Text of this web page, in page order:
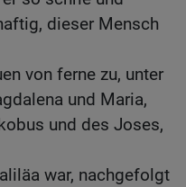
dieser Mensch
von ferne zu, unter
und Maria,
und des Joses,
war, nachgefolgt